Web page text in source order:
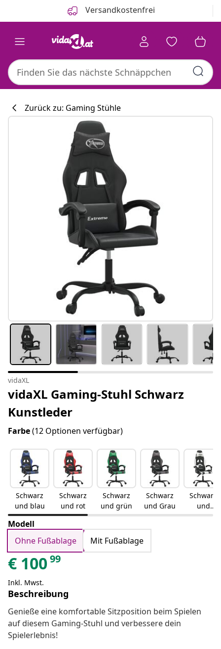
Versandkostenfrei
#sharemevidaxl
Zurück zu: Gaming Stühle
vidaXL
vidaXL Gaming-Stuhl Schwarz
Kunstleder
Farbe(12 Optionen verfügbar)
Schwarz
und blau
Schwarz
und rot
Schwarz
und grün
Schwarz
und Grau
Schwarz
und
Weiß
Modell
Ohne Fußablage
Mit Fußablage
€ 10099
Inkl. Mwst.
Beschreibung
Genieße eine komfortable Sitzposition beim Spielen
auf diesem Gaming-Stuhl und verbessere dein
Spielerlebnis!